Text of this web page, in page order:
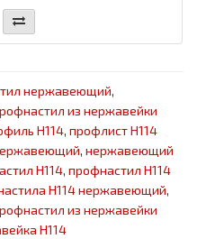
нержавеющий,
из нержавейки
Н114, профлист Н114
, нержавеющий
Н114, профнастил Н114
Н114 нержавеющий,
из нержавейки
Н114